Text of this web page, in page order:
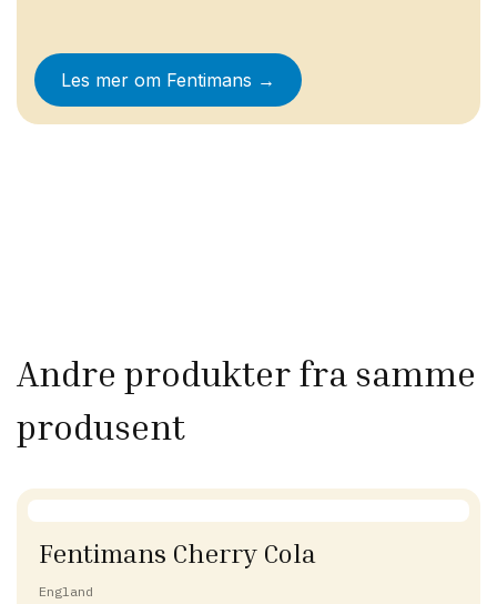
Les mer om Fentimans →
Andre produkter fra samme
produsent
Fentimans Cherry Cola
England